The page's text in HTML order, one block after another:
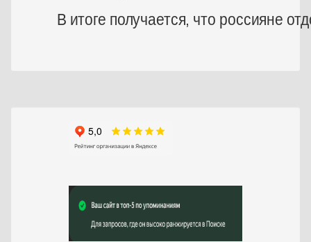
В итоге получается, что россияне